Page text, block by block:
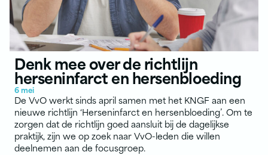
Denk mee over de richtlijn
herseninfarct en hersenbloeding
6 mei
De VvO werkt sinds april samen met het KNGF aan een
nieuwe richtlijn ‘Herseninfarct en hersenbloeding’. Om te
zorgen dat de richtlijn goed aansluit bij de dagelijkse
praktijk, zijn we op zoek naar VvO-leden die willen
deelnemen aan de focusgroep.